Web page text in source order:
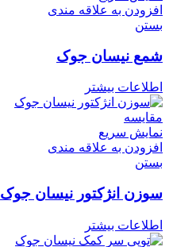
افزودن به علاقه مندی
بستن
شمع نیسان جوک
اطلاعات بیشتر
مقایسه
نمایش سریع
افزودن به علاقه مندی
بستن
سوزن انژکتور نیسان جوک
اطلاعات بیشتر